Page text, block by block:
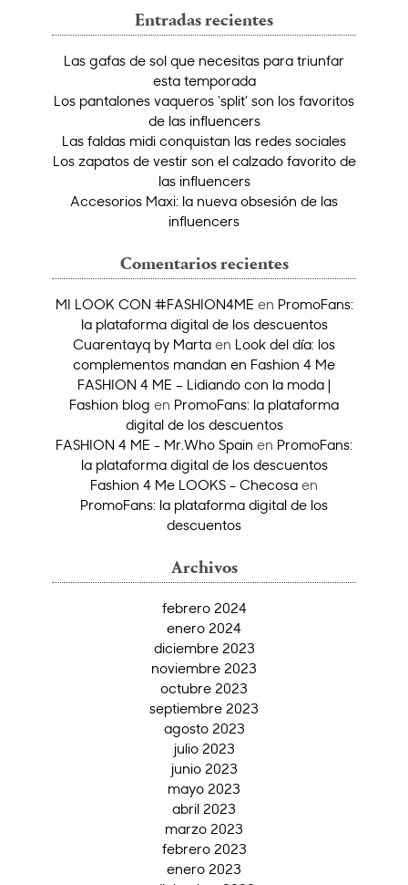
Entradas recientes
Las gafas de sol que necesitas para triunfar
esta temporada
Los pantalones vaqueros ‘split’ son los favoritos
de las influencers
Las faldas midi conquistan las redes sociales
Los zapatos de vestir son el calzado favorito de
las influencers
Accesorios Maxi: la nueva obsesión de las
influencers
Comentarios recientes
MI LOOK CON #FASHION4ME en PromoFans:
la plataforma digital de los descuentos
Cuarentayq by Marta en Look del día: los
complementos mandan en Fashion 4 Me
FASHION 4 ME – Lidiando con la moda |
Fashion blog en PromoFans: la plataforma
digital de los descuentos
FASHION 4 ME - Mr.Who Spain en PromoFans:
la plataforma digital de los descuentos
Fashion 4 Me LOOKS - Checosa en
PromoFans: la plataforma digital de los
descuentos
Archivos
febrero 2024
enero 2024
diciembre 2023
noviembre 2023
octubre 2023
septiembre 2023
agosto 2023
julio 2023
junio 2023
mayo 2023
abril 2023
marzo 2023
febrero 2023
enero 2023